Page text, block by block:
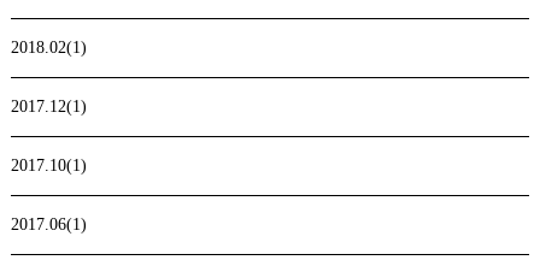
2018.02(1)
2017.12(1)
2017.10(1)
2017.06(1)